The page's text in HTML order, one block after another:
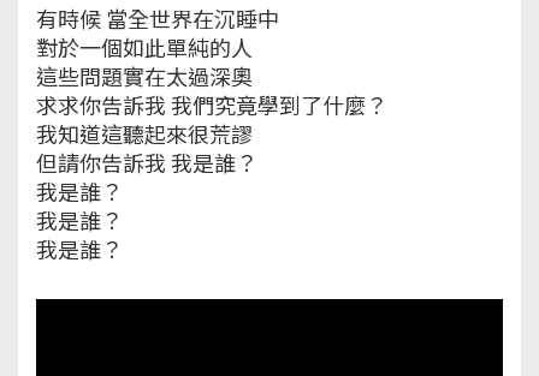
有時候 當全世界在沉睡中
對於一個如此單純的人
這些問題實在太過深奧
求求你告訴我 我們究竟學到了什麼？
我知道這聽起來很荒謬
但請你告訴我 我是誰？
我是誰？
我是誰？
我是誰？